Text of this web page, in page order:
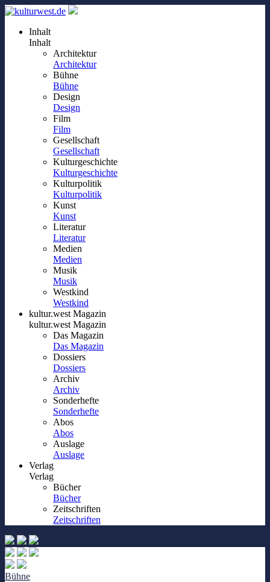
Inhalt
Inhalt
Architektur
Architektur
Bühne
Bühne
Design
Design
Film
Film
Gesellschaft
Gesellschaft
Kulturgeschichte
Kulturgeschichte
Kulturpolitik
Kulturpolitik
Kunst
Kunst
Literatur
Literatur
Medien
Medien
Musik
Musik
Westkind
Westkind
kultur.west Magazin
kultur.west Magazin
Das Magazin
Das Magazin
Dossiers
Dossiers
Archiv
Archiv
Sonderhefte
Sonderhefte
Abos
Abos
Auslage
Auslage
Verlag
Verlag
Bücher
Bücher
Zeitschriften
Zeitschriften
Bühne